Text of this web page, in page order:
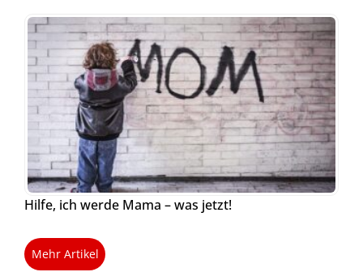
Hilfe, ich werde Mama – was jetzt!
Mehr Artikel